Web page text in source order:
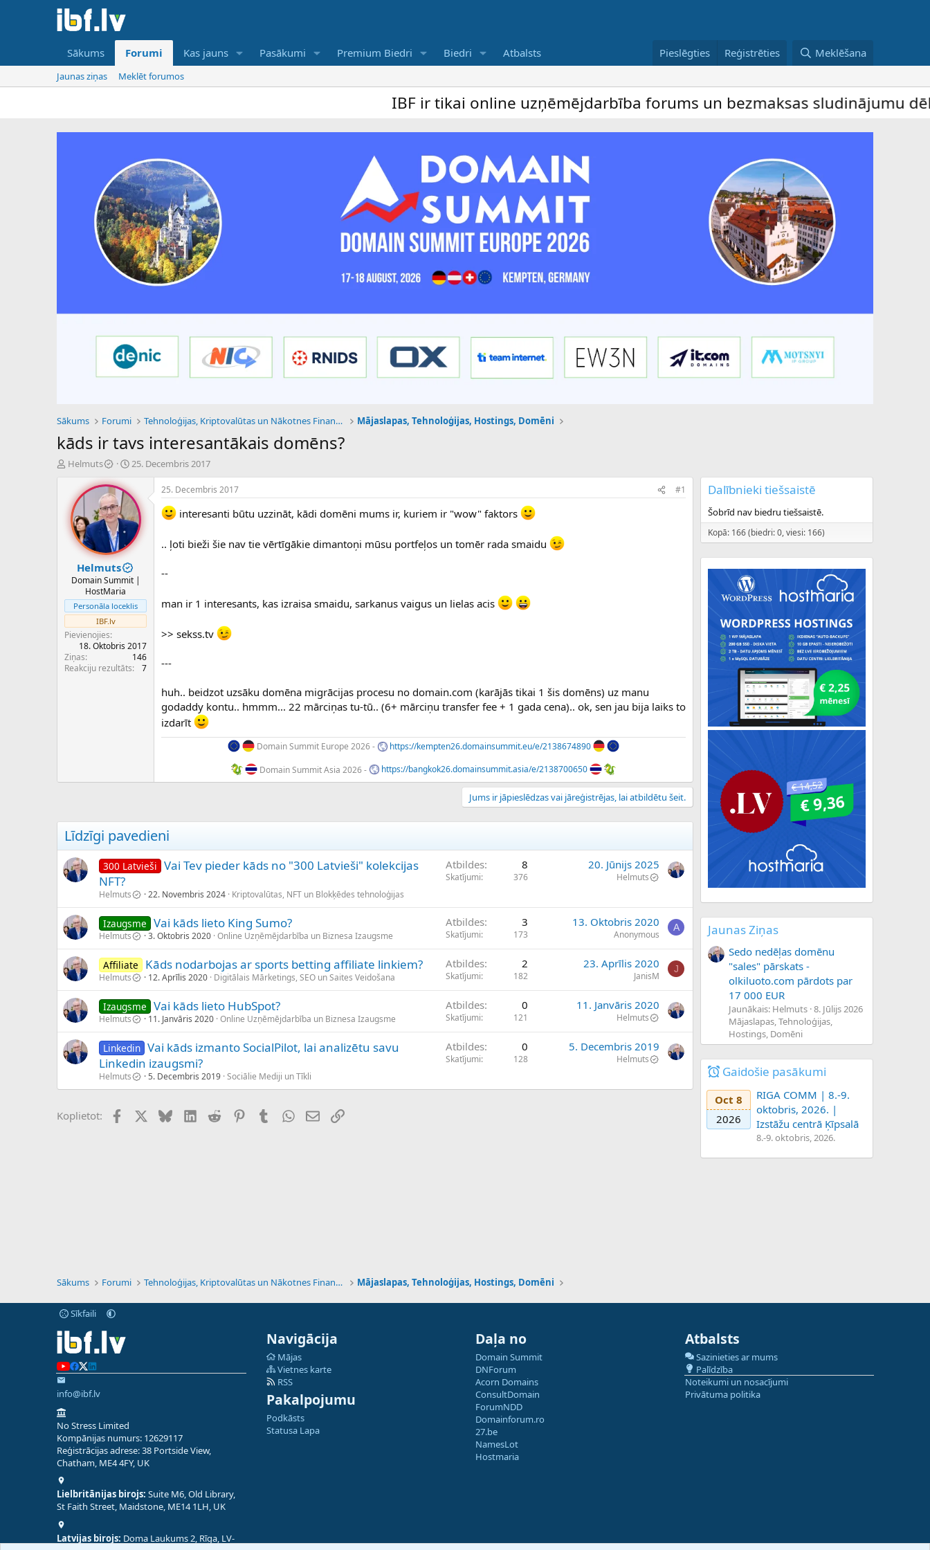
Sākums Forumi Kas jauns Pasākumi Premium Biedri Biedri Atbalsts Pieslēgties Reģistrēties Meklēšana
Jaunas ziņas Meklēt forumos
IBF ir tikai online uzņēmējdarbība forums un bezmaksas sludinājumu dēlis –
Sākums Forumi Tehnoloģijas, Kriptovalūtas un Nākotnes Finanses Mājaslapas, Tehnoloģijas, Hostings, Domēni
kāds ir tavs interesantākais domēns?
P
e
d
e
u
s
ā
c
ē
s
Helmuts
S
k
u
m
a
d
a
t
u
m
s
25. Decembris 2017
Helmuts
Domain Summit |
HostMaria
Personāla loceklis
IBF.lv
Pievienojies
18. Oktobris 2017
Ziņas
146
Reakciju rezultāts
7
25. Decembris 2017 #1
interesanti būtu uzzināt, kādi domēni mums ir, kuriem ir "wow" faktors
.. ļoti bieži šie nav tie vērtīgākie dimantoņi mūsu portfeļos un tomēr rada smaidu
--
man ir 1 interesants, kas izraisa smaidu, sarkanus vaigus un lielas acis
>> sekss.tv
---
huh.. beidzot uzsāku domēna migrācijas procesu no domain.com (karājās tikai 1 šis domēns) uz manu
godaddy kontu.. hmmm... 22 mārciņas tu-tū.. (6+ mārciņu transfer fee + 1 gada cena).. ok, sen jau bija laiks to
izdarīt
Domain Summit Europe 2026 -
https://kempten26.domainsummit.eu/e/2138674890
Domain Summit Asia 2026 -
https://bangkok26.domainsummit.asia/e/2138700650
Jums ir jāpieslēdzas vai jāreģistrējas, lai atbildētu šeit.
Līdzīgi pavedieni
300 Latvieši Vai Tev pieder kāds no "300 Latvieši" kolekcijas
NFT?
Helmuts 22. Novembris 2024 Kriptovalūtas, NFT un Blokķēdes tehnoloģijas
Atbildes 8
Skatījumi 376
20. Jūnijs 2025
Helmuts
Izaugsme Vai kāds lieto King Sumo?
Helmuts 3. Oktobris 2020 Online Uzņēmējdarbība un Biznesa Izaugsme
Atbildes 3
Skatījumi 173
13. Oktobris 2020
Anonymous
A
Affiliate Kāds nodarbojas ar sports betting affiliate linkiem?
Helmuts 12. Aprīlis 2020 Digitālais Mārketings, SEO un Saites Veidošana
Atbildes 2
Skatījumi 182
23. Aprīlis 2020
JanisM
J
Izaugsme Vai kāds lieto HubSpot?
Helmuts 11. Janvāris 2020 Online Uzņēmējdarbība un Biznesa Izaugsme
Atbildes 0
Skatījumi 121
11. Janvāris 2020
Helmuts
Linkedin Vai kāds izmanto SocialPilot, lai analizētu savu
Linkedin izaugsmi?
Helmuts 5. Decembris 2019 Sociālie Mediji un Tīkli
Atbildes 0
Skatījumi 128
5. Decembris 2019
Helmuts
Koplietot: FacebookX (Twitter)
BlueskyLinkedIn
Reddit PinterestTumblrWhatsApp
E-pastsSaiti
Dalībnieki tiešsaistē
Šobrīd nav biedru tiešsaistē.
Kopā: 166 (biedri: 0, viesi: 166)
Jaunas Ziņas
Sedo nedēļas domēnu
"sales" pārskats -
olkiluoto.com pārdots par
17 000 EUR
Jaunākais: Helmuts 8. Jūlijs 2026
Mājaslapas, Tehnoloģijas,
Hostings, Domēni
Gaidošie pasākumi
Oct 8
2026
RIGA COMM | 8.-9.
oktobris, 2026. |
Izstāžu centrā Ķīpsalā
8.-9. oktobris, 2026.
Sākums Forumi Tehnoloģijas, Kriptovalūtas un Nākotnes Finanses Mājaslapas, Tehnoloģijas, Hostings, Domēni
Sīkfaili
info@ibf.lv
No Stress Limited
Kompānijas numurs: 12629117
Reģistrācijas adrese: 38 Portside View,
Chatham, ME4 4FY, UK
Lielbritānijas birojs: Suite M6, Old Library,
St Faith Street, Maidstone, ME14 1LH, UK
Latvijas birojs: Doma Laukums 2, Rīga, LV-
Navigācija
Mājas
Vietnes karte
RSS
Pakalpojumu
Podkāsts
Statusa Lapa
Daļa no
Domain Summit
DNForum
Acorn Domains
ConsultDomain
ForumNDD
Domainforum.ro
27.be
NamesLot
Hostmaria
Atbalsts
Sazinieties ar mums
Palīdzība
Noteikumi un nosacījumi
Privātuma politika